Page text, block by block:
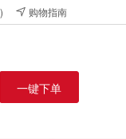
) 购物指南
一键下单